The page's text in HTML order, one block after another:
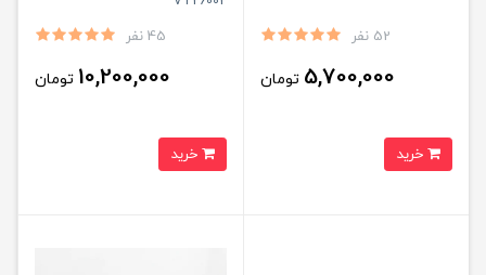
52 نفر
5,700,000 تومان
45 نفر
10,200,000 تومان